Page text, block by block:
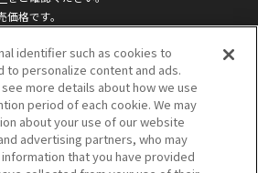
格です。
。
Do Not Sell or Share My
Personal Information
ソーシャルメディアポリシー
お問い合わせ
identifier such as cookies to
to personalize content and ads.
more details about how we use
period of each cookie. We may
about your use of our website
advertising partners, who may
that you have provided